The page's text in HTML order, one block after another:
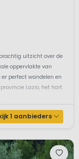
uitzicht over de
oppervlakte van
perfect wandelen en
Lazio, het hart
1 aanbieders